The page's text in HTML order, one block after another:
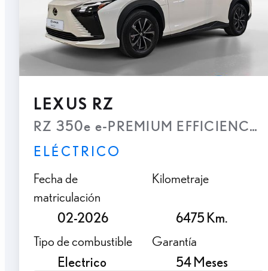
LEXUS RZ
RZ 350e e-PREMIUM EFFICIENCY
ELÉCTRICO
Fecha de
matriculación
02-2026
Kilometraje
6475 Km.
Tipo de combustible
Electrico
Garantía
54 Meses